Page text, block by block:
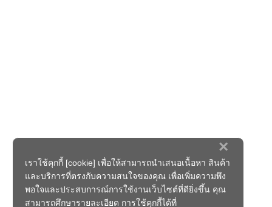
×
เราใช้คุกกี้ [cookie] เพื่อให้สามารถนำเสนอเนื้อหา สินค้า
และบริการที่ตรงกับความสนใจของคุณ เพื่อเพิ่มความพึง
พอใจและประสบการณ์การใช้งานเว็บไซต์ที่ดียิ่งขึ้น คุณ
สามารถศึกษารายละเอียด การใช้คุกกี้ได้ที่